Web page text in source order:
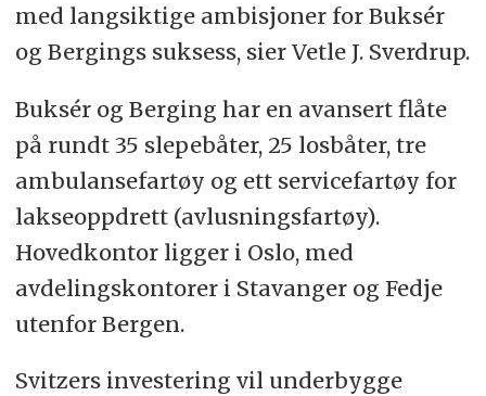
med langsiktige ambisjoner for Buksér
og Bergings suksess, sier Vetle J. Sverdrup.
Buksér og Berging har en avansert flåte
på rundt 35 slepebåter, 25 losbåter, tre
ambulansefartøy og ett servicefartøy for
lakseoppdrett (avlusningsfartøy).
Hovedkontor ligger i Oslo, med
avdelingskontorer i Stavanger og Fedje
utenfor Bergen.
Svitzers investering vil underbygge